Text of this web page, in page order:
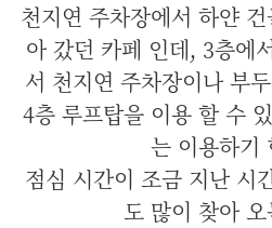
천지연 주차장에서 하얀
아 갔던 카페 인데, 3층에
서 천지연 주차장이나 부
4층 루프탑을 이용 할 수
는 이용하기
점심 시간이 조금 지난 시
도 많이 찾아